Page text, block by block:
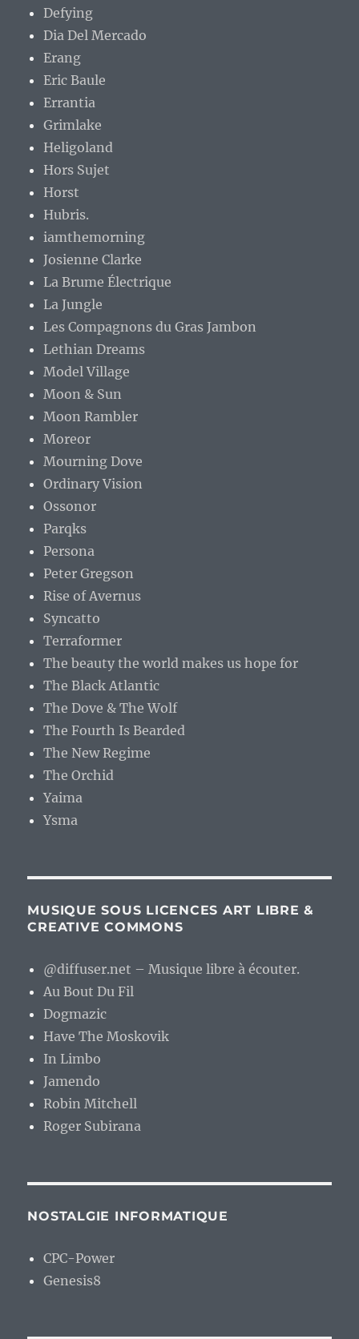
Defying
Dia Del Mercado
Erang
Eric Baule
Errantia
Grimlake
Heligoland
Hors Sujet
Horst
Hubris.
iamthemorning
Josienne Clarke
La Brume Électrique
La Jungle
Les Compagnons du Gras Jambon
Lethian Dreams
Model Village
Moon & Sun
Moon Rambler
Moreor
Mourning Dove
Ordinary Vision
Ossonor
Parqks
Persona
Peter Gregson
Rise of Avernus
Syncatto
Terraformer
The beauty the world makes us hope for
The Black Atlantic
The Dove & The Wolf
The Fourth Is Bearded
The New Regime
The Orchid
Yaima
Ysma
MUSIQUE SOUS LICENCES ART LIBRE &
CREATIVE COMMONS
@diffuser.net – Musique libre à écouter.
Au Bout Du Fil
Dogmazic
Have The Moskovik
In Limbo
Jamendo
Robin Mitchell
Roger Subirana
NOSTALGIE INFORMATIQUE
CPC-Power
Genesis8